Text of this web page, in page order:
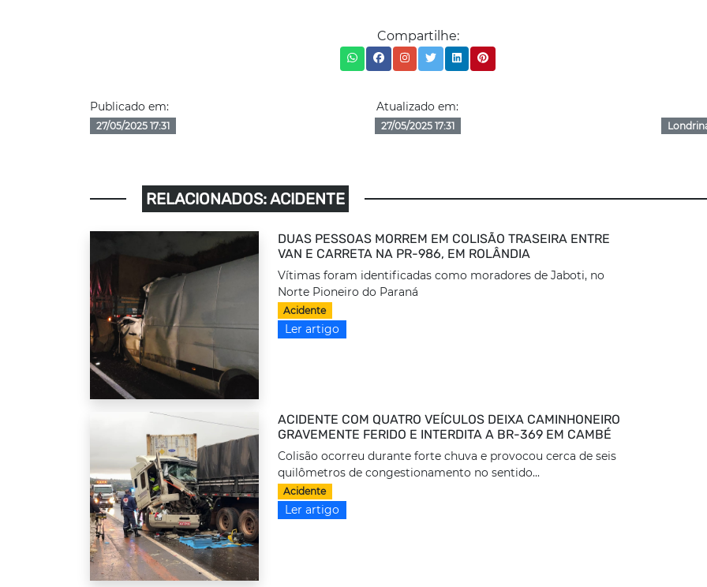
Compartilhe:
Publicado em:
27/05/2025 17:31
Atualizado em:
27/05/2025 17:31
RELACIONADOS: ACIDENTE
DUAS PESSOAS MORREM EM COLISÃO TRASEIRA ENTRE
VAN E CARRETA NA PR-986, EM ROLÂNDIA
Vítimas foram identificadas como moradores de Jaboti, no
Norte Pioneiro do Paraná
Acidente
Ler artigo
ACIDENTE COM QUATRO VEÍCULOS DEIXA CAMINHONEIRO
GRAVEMENTE FERIDO E INTERDITA A BR-369 EM CAMBÉ
Colisão ocorreu durante forte chuva e provocou cerca de seis
quilômetros de congestionamento no sentido...
Acidente
Ler artigo